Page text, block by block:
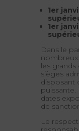
1er
1er
Dans le
les grands
sièges
disposant
dates
de
Le